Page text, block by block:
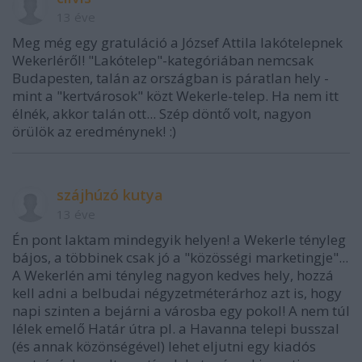
Meg még egy gratuláció a József Attila lakótelepnek
Wekerléről! "Lakótelep"-kategóriában nemcsak
Budapesten, talán az országban is páratlan hely -
mint a "kertvárosok" közt Wekerle-telep. Ha nem itt
élnék, akkor talán ott... Szép döntő volt, nagyon
örülök az eredménynek! :)
szájhúzó kutya
Én pont laktam mindegyik helyen! a Wekerle tényleg
bájos, a többinek csak jó a "közösségi marketingje"...
A Wekerlén ami tényleg nagyon kedves hely, hozzá
kell adni a belbudai négyzetméterárhoz azt is, hogy
napi szinten a bejárni a városba egy pokol! A nem túl
lélek emelő Határ útra pl. a Havanna telepi busszal
(és annak közönségével) lehet eljutni egy kiadós